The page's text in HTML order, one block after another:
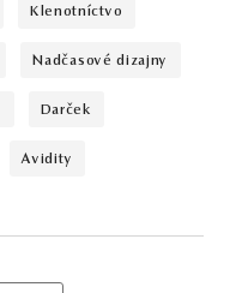
klenotníctvo
nadčasové dizajny
darček
avidity